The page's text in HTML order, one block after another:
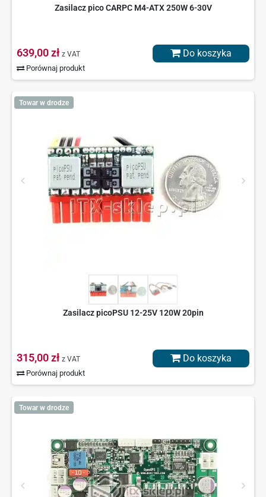
Zasilacz pico CARPC M4-ATX 250W 6-30V
639,00 zł z VAT
Porównaj produkt
Do koszyka
Towar w drodze
Zasilacz picoPSU 12-25V 120W 20pin
315,00 zł z VAT
Porównaj produkt
Do koszyka
Towar w drodze